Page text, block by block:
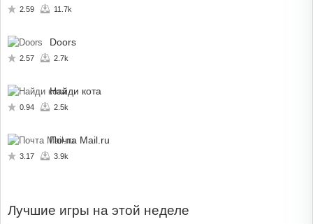
2.59 11.7k
Doors
2.57 2.7k
Найди кота
0.94 2.5k
Почта Mail.ru
3.17 3.9k
Лучшие игры на этой неделе